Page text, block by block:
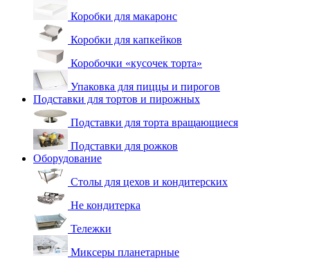
Коробки для макаронс
Коробки для капкейков
Коробочки «кусочек торта»
Упаковка для пиццы и пирогов
Подставки для тортов и пирожных
Подставки для торта вращающиеся
Подставки для рожков
Оборудование
Столы для цехов и кондитерских
Не кондитерка
Тележки
Миксеры планетарные